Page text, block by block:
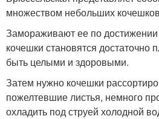
множеством небольших
Замораживают ее по достижении
кочешки становятся
быть целыми и здоровыми.
Затем нужно кочешки
пожелтевшие листья, немного
охладить под струей холодной